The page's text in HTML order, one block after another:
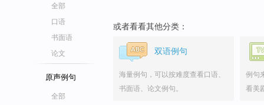
全部
口语
书面语
论文
原声例句
全部
或者看看其他分类：
双语例句
海量例句，可以按难度查看口语、
书面语、论文例句。
例句
看美